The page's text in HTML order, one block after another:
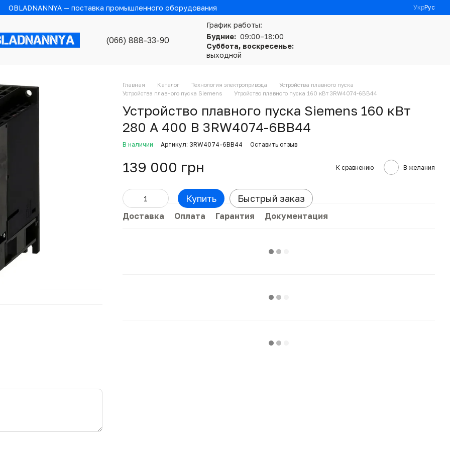
OBLADNANNYA — поставка промышленного оборудования УкрРус
(066) 888-33-90
График работы:
Будние: 09:00–18:00
Суббота, воскресенье:
выходной
Главная Каталог Технология электропривода
Устройства плавного пуска
Устройства плавного пуска Siemens
Утройство плавного пуска 160 кВт 3RW4074-6BB44
Устройство плавного пуска Siemens 160 кВт
280 А 400 В 3RW4074-6BB44
В наличии Артикул: 3RW4074-6BB44 Оставить отзыв
139 000 грн К сравнению В желания
Купить Быстрый заказ
Доставка Оплата Гарантия Документация